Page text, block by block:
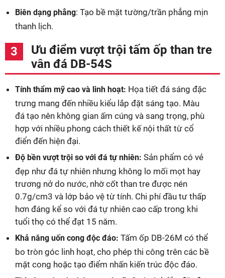
Biên dạng phẳng: Tạo bề mặt tường/trần phẳng mịn
thanh lịch.
Ưu điểm vượt trội tấm ốp than tre
vân đá DB-54S
Tính thẩm mỹ cao và linh hoạt: Họa tiết đá sáng đặc
trưng mang đến nhiều kiểu lắp đặt sáng tạo. Màu
đá tạo nên không gian ấm cúng và sang trọng, phù
hợp với nhiều phong cách thiết kế nội thất từ cổ
điển đến hiện đại.
Độ bền vượt trội so với đá tự nhiên: Sản phẩm có vẻ
đẹp như đá tự nhiên nhưng không lo mối mọt hay
trương nở do nước, nhờ cốt than tre được nén
0.7g/cm3 và lớp bảo vệ từ tính. Chi phí đầu tư thấp
hơn đáng kể so với đá tự nhiên cao cấp trong khi
tuổi thọ có thể đạt 15 năm.
Khả năng uốn cong độc đáo: Tấm ốp DB-26M có thể
bo tròn góc linh hoạt, cho phép thi công trên các bề
mặt cong hoặc tạo điểm nhấn kiến trúc độc đáo.